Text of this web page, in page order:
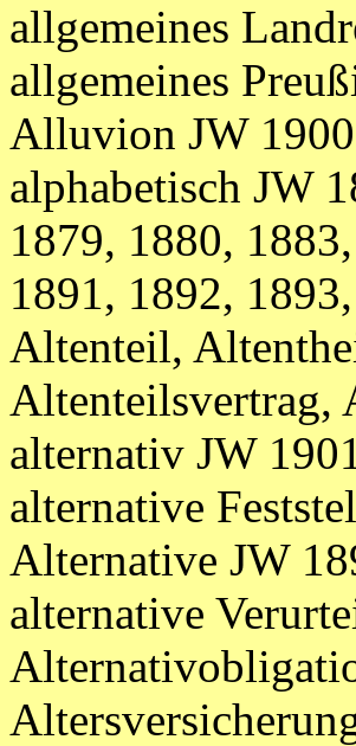
allgemeines
allgemeines
Alluvion JW 1900
alphabetisch JW
1879, 1880,
1891, 1892,
Altenteil,
Altenteilsvertrag,
alternativ JW
alternative
Alternative JW
alternative